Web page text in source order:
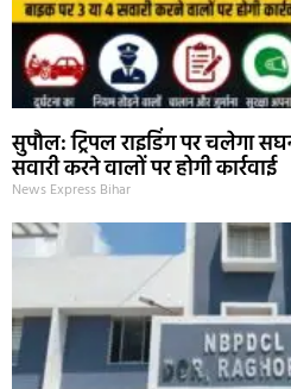
सुपौल: ट्रिपल राइडिंग पर चलेगा
सवारी करने वालों पर होगी कार्रवाई
News Express Bihar